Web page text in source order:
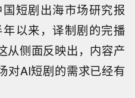
短剧出海市场研究报
以来，译制剧的完播
从侧面反映出，内容产
对AI短剧的需求已经有